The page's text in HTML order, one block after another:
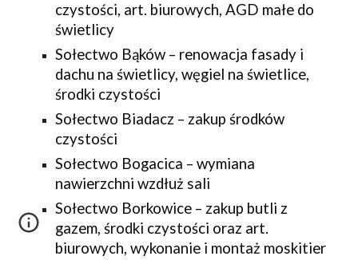
czystości, art. biurowych, AGD małe do
świetlicy
Sołectwo Bąków – renowacja fasady i
dachu na świetlicy, węgiel na świetlice,
środki czystości
Sołectwo Biadacz – zakup środków
czystości
Sołectwo Bogacica – wymiana
nawierzchni wzdłuż sali
Sołectwo Borkowice – zakup butli z
gazem, środki czystości oraz art.
biurowych, wykonanie i montaż moskitier